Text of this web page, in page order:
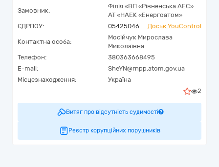
Замовник:
Філія «ВП «Рівненська АЕС»
АТ «НАЕК «Енергоатом»
ЄДРПОУ:
05425046 Досьє YouControl
Контактна особа:
Мосійчук Мирослава
Миколаївна
Телефон:
380363668495
E-mail:
SheYN@rnpp.atom.gov.ua
Місцезнаходження:
Україна
2
Витяг про відсутність судимості
Реєстр корупційних порушників